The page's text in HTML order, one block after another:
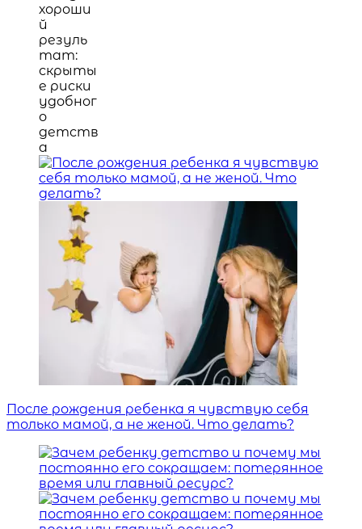
После рождения ребенка я чувствую себя
только мамой, а не женой. Что делать?